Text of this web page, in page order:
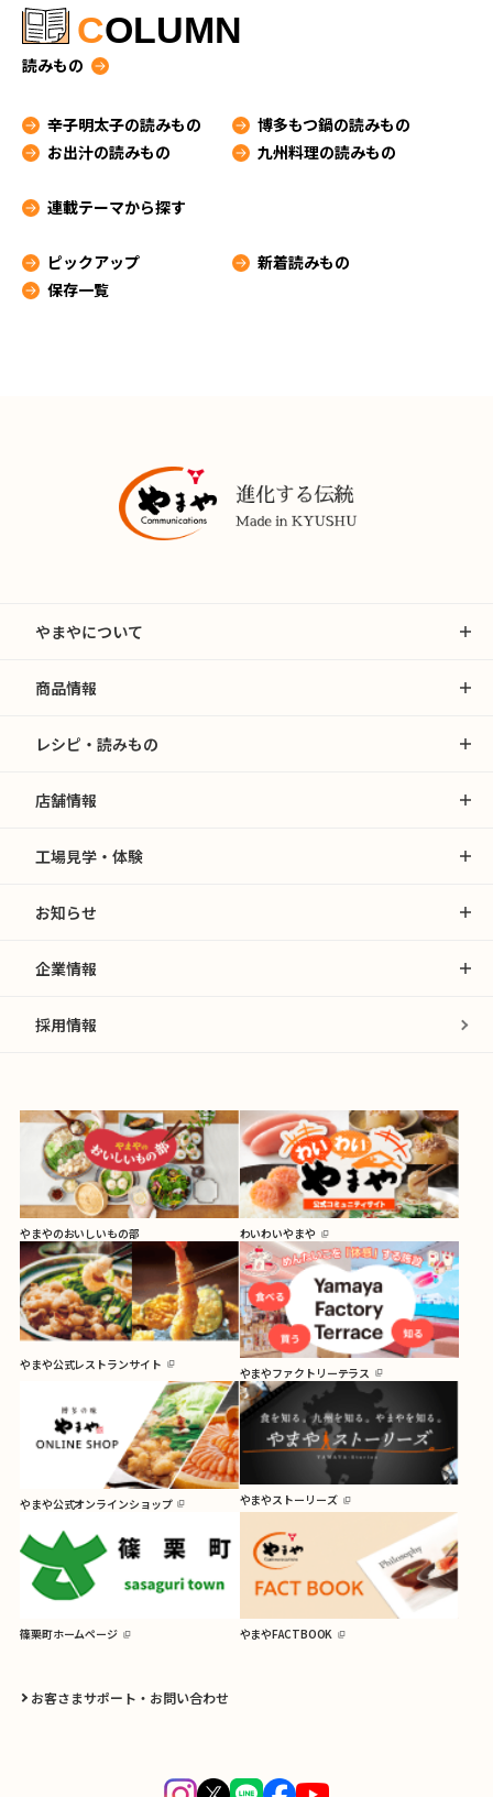
COLUMN
読みもの
辛子明太子の読みもの
博多もつ鍋の読みもの
お出汁の読みもの
九州料理の読みもの
連載テーマから探す
ピックアップ
新着読みもの
保存一覧
やまやについて
商品情報
レシピ・読みもの
店舗情報
工場見学・体験
お知らせ
企業情報
採用情報
お客さまサポート・お問い合わせ
やまやのおいしいもの部 わいわいやまや
やまや公式レストランサイト
やまやファクトリーテラス
やまや公式オンラインショップ やまやストーリーズ
篠栗町ホームページ やまやFACTBOOK